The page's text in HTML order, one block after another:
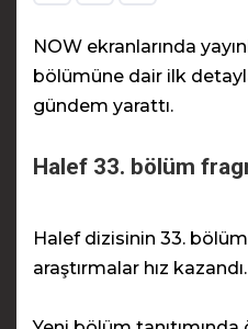
NOW ekranlarında
bölümüne dair ilk
gündem yarattı.
Halef 33. bölüm
Halef dizisinin 33.
araştırmalar hız kazandı.